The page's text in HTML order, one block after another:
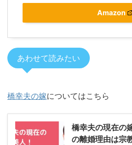
Amazon
あわせて読みたい
橋幸夫の嫁についてはこちら
橋幸夫の現在の
の離婚理由は宗